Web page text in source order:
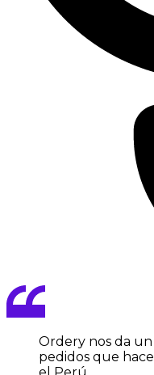
Ordery nos da un
pedidos que